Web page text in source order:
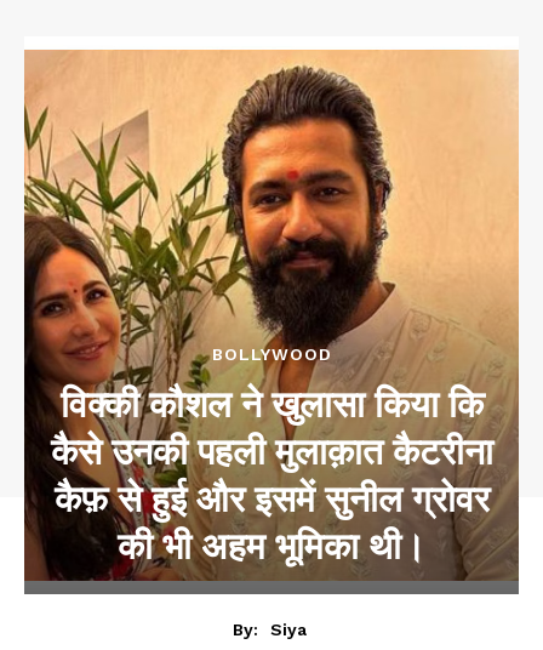
BOLLYWOOD
विक्की कौशल ने खुलासा किया कि
कैसे उनकी पहली मुलाक़ात कैटरीना
कैफ़ से हुई और इसमें सुनील ग्रोवर
की भी अहम भूमिका थी।
By:
Siya